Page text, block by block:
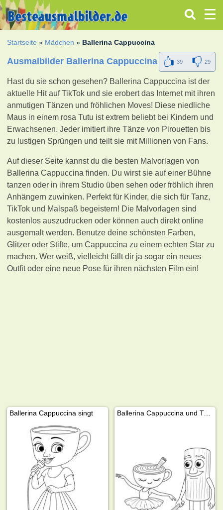
Startseite » Mädchen » Ballerina Cappuccina
Ausmalbilder Ballerina Cappuccina 39 29
Hast du sie schon gesehen? Ballerina Cappuccina ist der
aktuelle Hit auf TikTok und sie erobert das Internet mit ihren
anmutigen Tänzen und fröhlichen Moves! Diese niedliche
Maus in einem rosa Tutu ist extrem beliebt bei Kindern und
Erwachsenen. Jeder imitiert ihre Tänze von Pirouetten bis
zu lustigen Sprüngen und teilt sie mit Millionen von Fans.
Auf dieser Seite kannst du die besten Malvorlagen von
Ballerina Cappuccina finden. Du wirst sie auf einer Bühne
tanzen oder in ihrem Studio üben sehen oder fröhlich ihren
Anhängern zuwinken. Perfekt für Kinder, die sich für Tanz,
TikTok und Malspaß begeistern! Die Malvorlagen sind
kostenlos auszudrucken oder können auch direkt online
ausgemalt werden. Benutze deine schönsten Farben,
Glitzer oder Stifte, um Cappuccina zu einem echten Star zu
machen. Wer weiß, vielleicht fällt dir ja sogar ein neues
Outfit oder eine neue Pose für ihren nächsten Film ein!
Ballerina Cappuccina singt Ballerina Cappuccina und Tung Tung Tung Sahur